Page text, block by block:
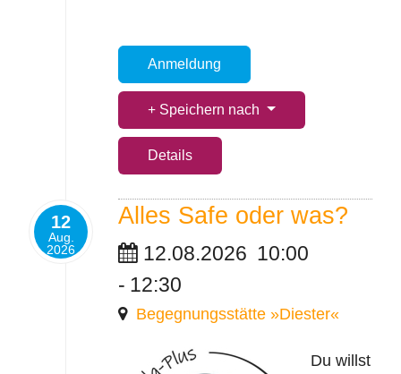
Anmeldung
Speichern nach
Details
12
Aug.
2026
Alles Safe oder was?
12.08.2026 10:00
- 12:30
Begegnungsstätte »Diester«
Du willst